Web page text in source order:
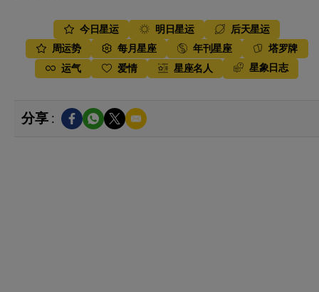
今日星运 明日星运
后天星运
周运势
每月星座 年刊星座
塔罗牌
运气
爱情 星座名人 星象日志
分享 :